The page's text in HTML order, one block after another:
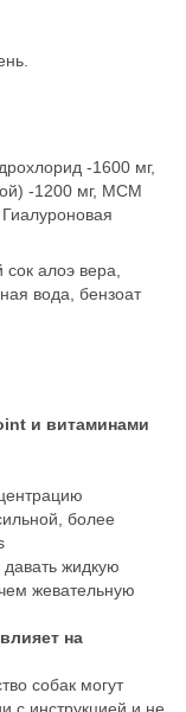
-1600 мг,
-1200 мг, МСМ
алоэ вера,
вода, бензоат
и витаминами
более
жидкую
жевательную
на
собак могут
с инструкцией и не